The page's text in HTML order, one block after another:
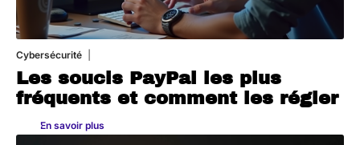
Cybersécurité
Les soucis PayPal les plus
fréquents et comment les régler
En savoir plus